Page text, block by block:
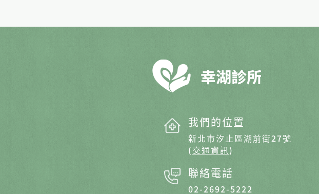
我們的位置
新北市汐止區湖前街27號
(交通資訊)
聯絡電話
02-2692-5222